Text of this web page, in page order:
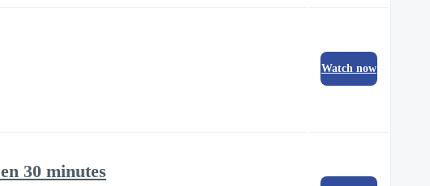
Watch now
30 minutes